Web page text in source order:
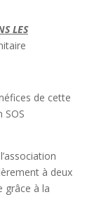
LES
de cette
SOS
à deux
grâce à la